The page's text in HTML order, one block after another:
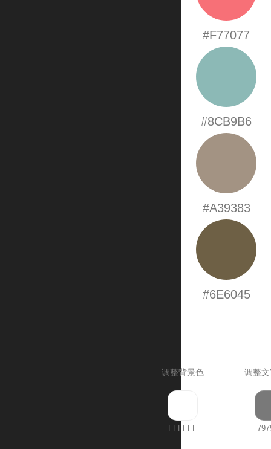
#F77077
#8CB9B6
#A39383
#6E6045
调整背景色 调整